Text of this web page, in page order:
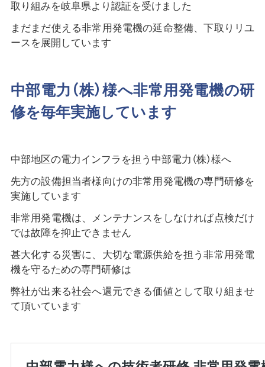
取り組みを岐阜県より認証を受けました
まだまだ使える非常用発電機の延命整備、下取りリユ
ースを展開しています
中部電力（株）様へ非常用発電機の研
修を毎年実施しています
中部地区の電力インフラを担う中部電力（株）様へ
先方の設備担当者様向けの非常用発電機の専門研修を
実施しています
非常用発電機は、メンテナンスをしなければ点検だけ
では故障を抑止できません
甚大化する災害に、大切な電源供給を担う非常用発電
機を守るための専門研修は
弊社が出来る社会へ還元できる価値として取り組ませ
て頂いています